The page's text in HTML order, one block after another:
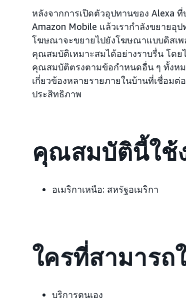
หลังจากการเปิดตัวอุปทานของ Alexa
Amazon Mobile แล้วเรากำลังขยาย
โฆษณาจะขยายไปยังโฆษณาแบบดิสเ
คุณสมบัติเหมาะสมได้อย่างราบรื่น โดย
คุณสมบัติตรงตามข้อกำหนดอื่น ๆ ทั้งห
เกี่ยวข้องหลายรายภายในบ้านที่เชื่อมต่
ประสิทธิภาพ
คุณสมบัตินี้ใช้
อเมริกาเหนือ: สหรัฐอเมริกา
ใครที่สามารถ
บริการตนเอง